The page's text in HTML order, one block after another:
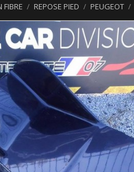
FIBRE REPOSE PIED PEUGEOT